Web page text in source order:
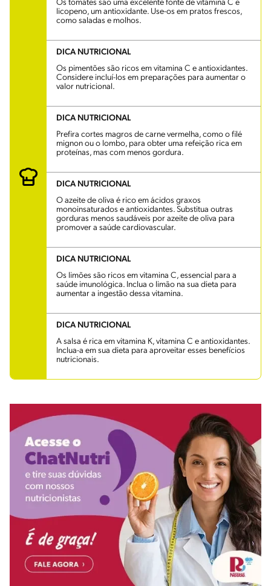
Os tomates são uma excelente fonte de vitamina C e
licopeno, um antioxidante. Use-os em pratos frescos,
como saladas e molhos.
DICA NUTRICIONAL
Os pimentões são ricos em vitamina C e antioxidantes.
Considere incluí-los em preparações para aumentar o
valor nutricional.
DICA NUTRICIONAL
Prefira cortes magros de carne vermelha, como o filé
mignon ou o lombo, para obter uma refeição rica em
proteínas, mas com menos gordura.
DICA NUTRICIONAL
O azeite de oliva é rico em ácidos graxos
monoinsaturados e antioxidantes. Substitua outras
gorduras menos saudáveis por azeite de oliva para
promover a saúde cardiovascular.
DICA NUTRICIONAL
Os limões são ricos em vitamina C, essencial para a
saúde imunológica. Inclua o limão na sua dieta para
aumentar a ingestão dessa vitamina.
DICA NUTRICIONAL
A salsa é rica em vitamina K, vitamina C e antioxidantes.
Inclua-a em sua dieta para aproveitar esses benefícios
nutricionais.